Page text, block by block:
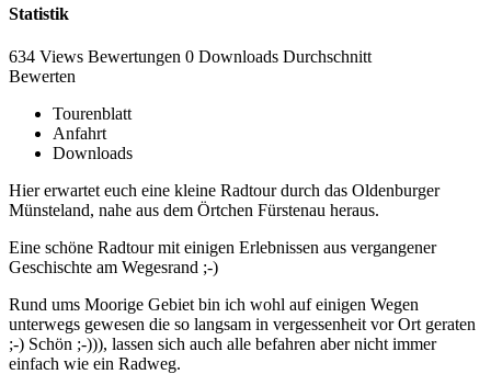
Statistik
634 Views Bewertungen 0 Downloads Durchschnitt
Bewerten
Tourenblatt
Anfahrt
Downloads
Hier erwartet euch eine kleine Radtour durch das Oldenburger
Münsteland, nahe aus dem Örtchen Fürstenau heraus.
Eine schöne Radtour mit einigen Erlebnissen aus vergangener
Geschischte am Wegesrand ;-)
Rund ums Moorige Gebiet bin ich wohl auf einigen Wegen
unterwegs gewesen die so langsam in vergessenheit vor Ort geraten
;-) Schön ;-))), lassen sich auch alle befahren aber nicht immer
einfach wie ein Radweg.